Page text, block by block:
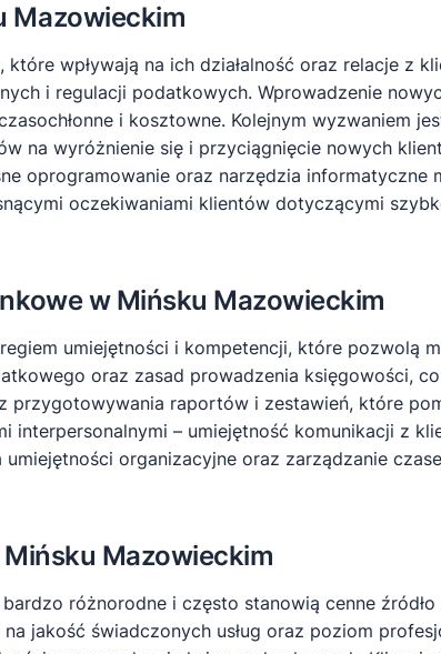
Mazowieckim
wpływają na ich działalność oraz relacje z
i regulacji podatkowych. Wprowadzenie
i kosztowne. Kolejnym wyzwaniem
na wyróżnienie się i przyciągnięcie nowych
oprogramowanie oraz narzędzia informatyczne
oczekiwaniami klientów dotyczącymi
w Mińsku Mazowieckim
umiejętności i kompetencji, które pozwolą
oraz zasad prowadzenia księgowości,
przygotowywania raportów i zestawień, które
– umiejętność komunikacji z
organizacyjne oraz zarządzanie
Mazowieckim
różnorodne i często stanowią cenne
jakość świadczonych usług oraz poziom